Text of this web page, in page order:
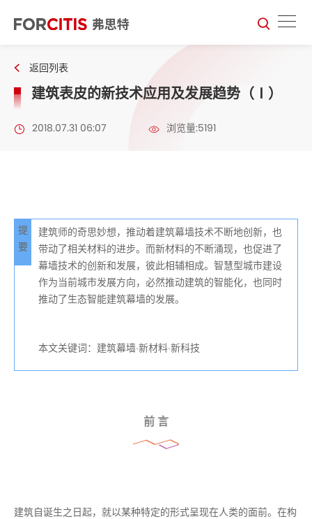
返回列表
建筑表皮的新技术应用及发展趋势（Ⅰ）
2018.07.31 06:07 浏览量:5191
提
要
建筑师的奇思妙想，推动着建筑幕墙技术不断地创新，也
带动了相关材料的进步。而新材料的不断涌现，也促进了
幕墙技术的创新和发展，彼此相辅相成。智慧型城市建设
作为当前城市发展方向，必然推动建筑的智能化，也同时
推动了生态智能建筑幕墙的发展。
本文关键词：建筑幕墙·新材料·新科技
前 言
建筑自诞生之日起，就以某种特定的形式呈现在人类的面前。在构